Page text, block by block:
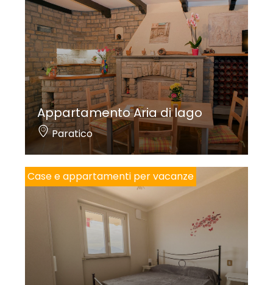
Appartamento Aria di lago
Paratico
Case e appartamenti per vacanze